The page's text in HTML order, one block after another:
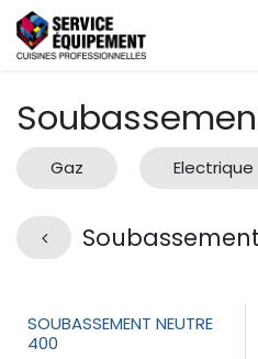
Se rendre au contenu
Gaz Electrique
Soubassement
SOUBASSEMENT NEUTRE
400